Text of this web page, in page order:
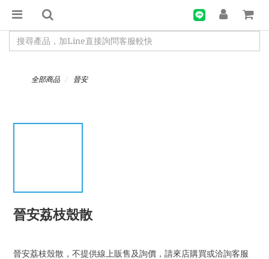
全部商品 晉安
晉安荔枝殼散
晉安荔枝殼散，不提供線上販售及詢價，請來店購買或洽詢客服